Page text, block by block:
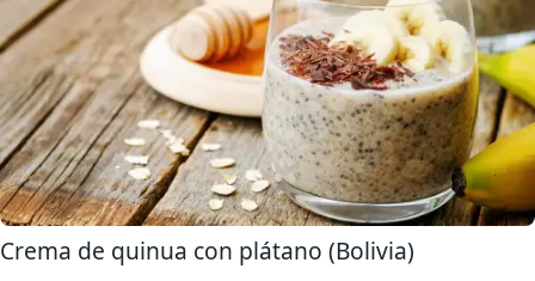
Crema de quinua con plátano (Bolivia)